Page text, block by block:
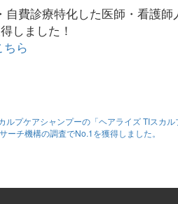
自費診療特化した医師・看護
しました！
ちら
ルプケアシャンプーの「ヘアライズ TIスカ
ーチ機構の調査でNo.1を獲得しました。